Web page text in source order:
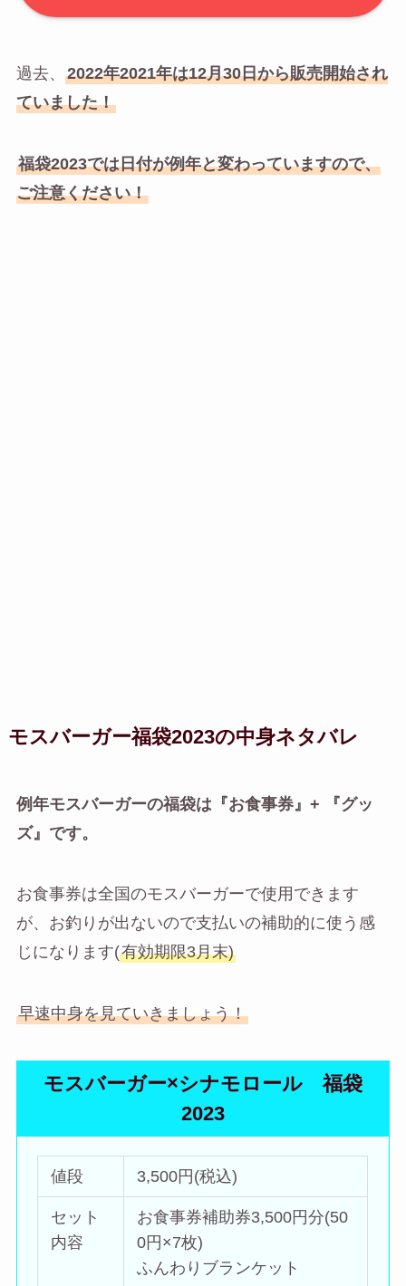
過去、 2022年2021年は12月30日から販売開始され
ていました！
福袋2023では日付が例年と変わっていますので、
ご注意ください！
モスバーガー福袋2023の中身ネタバレ
例年モスバーガーの福袋は『お食事券』 + 『グッ
ズ』 です。
お食事券は全国のモスバーガーで使用できます
が、お釣りが出ないので支払いの補助的に使う感
じになります(有効期限3月末)
早速中身を見ていきましょう！
モスバーガー×シナモロール 福袋
2023
値段 3,500円(税込)
セット
内容
お食事券補助券3,500円分(50
0円×7枚)
ふんわりブランケット